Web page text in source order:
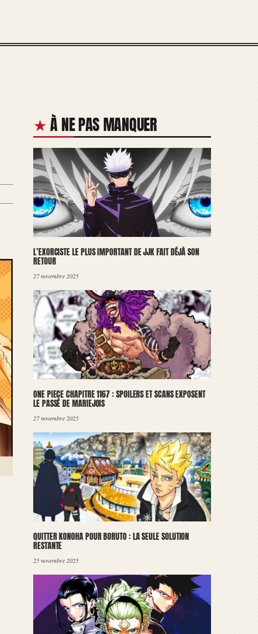
À NE PAS MANQUER
L’EXORCISTE LE PLUS IMPORTANT DE JJK FAIT DÉJÀ SON
RETOUR
27 novembre 2025
ONE PIECE CHAPITRE 1167 : SPOILERS ET SCANS EXPOSENT
LE PASSÉ DE MARIEJOIS
27 novembre 2025
QUITTER KONOHA POUR BORUTO : LA SEULE SOLUTION
RESTANTE
25 novembre 2025